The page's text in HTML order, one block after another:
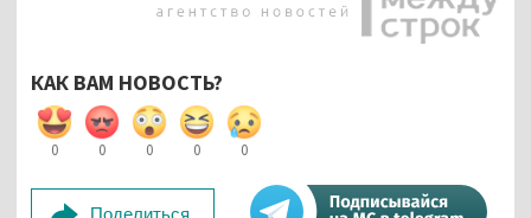
КАК ВАМ НОВОСТЬ?
0 0 0 0 0
Поделиться